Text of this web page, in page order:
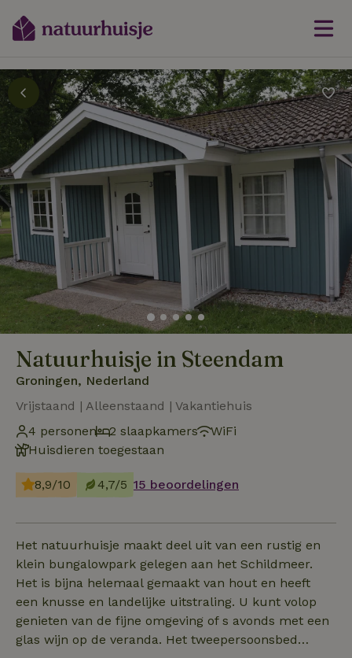
Natuurhuisje in Steendam
Groningen, Nederland
Vrijstaand | Alleenstaand | Vakantiehuis
4 personen
2 slaapkamers
WiFi
Huisdieren toegestaan
8,9/10 4,7/5 15 beoordelingen
Het natuurhuisje maakt deel uit van een rustig en
klein bungalowpark gelegen aan het Schildmeer.
Het is bijna helemaal gemaakt van hout en heeft
een knusse en landelijke uitstraling. U kunt volop
genieten van de fijne omgeving of s avonds met een
glas wijn op de veranda. Het tweepersoonsbed